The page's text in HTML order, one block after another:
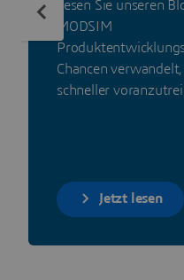
Lesen Sie unseren
MODSIM
Chancen
schneller
Jetzt lesen